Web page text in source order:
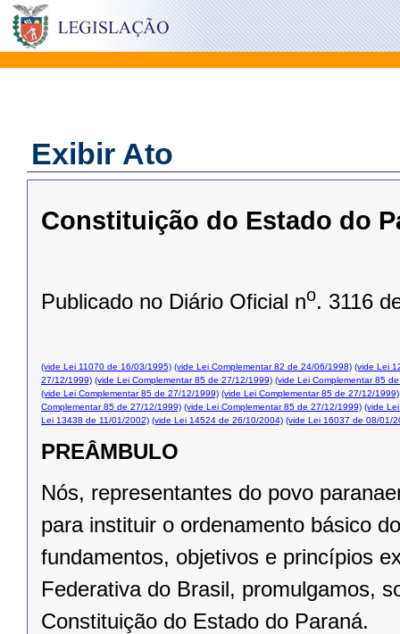
Exibir Ato
Constituição do Estado do
Publicado no Diário Oficial no. 3116
(vide Lei 11070 de 16/03/1995) (vide Lei Complementar 82 de 24/06/1998) (vide Lei
27/12/1999) (vide Lei Complementar 85 de 27/12/1999) (vide Lei Complementar 85
(vide Lei Complementar 85 de 27/12/1999) (vide Lei Complementar 85 de 27/12/1999)
Complementar 85 de 27/12/1999) (vide Lei Complementar 85 de 27/12/1999) (vide
Lei 13438 de 11/01/2002) (vide Lei 14524 de 26/10/2004) (vide Lei 16037 de 08/01/
PREÂMBULO
Nós, representantes do povo
para instituir o ordenamento básico
fundamentos, objetivos e princípios
Federativa do Brasil, promulgamos,
Constituição do Estado do Paraná.